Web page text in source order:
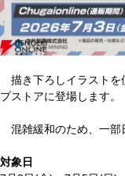
描き下ろしイラストを
プストアに登場します。
混雑緩和のため、一部
対象日